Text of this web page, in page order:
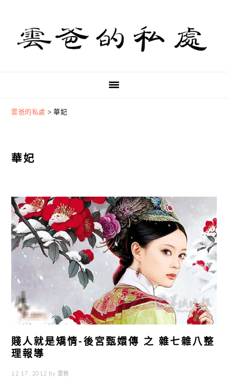
primary
navigation
content
primary
sidebar
雲爸的私處 >華妃
華妃
賤人就是矯情-後宮甄嬛傳 之 雜七雜八整
理報導
12 17, 2012 by 雲爸